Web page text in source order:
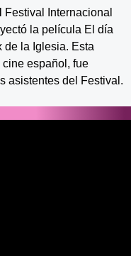
Internacional
la película El día
de la Iglesia. Esta
español, fue
asistentes del Festival.